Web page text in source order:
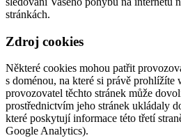
stránkách.
Zdroj cookies
Některé cookies mohou patřit
s doménou, na které si právě prohlížíte
provozovatel těchto stránek může
prostřednictvím jeho stránek ukládaly
které poskytují informace této třetí
Google Analytics).